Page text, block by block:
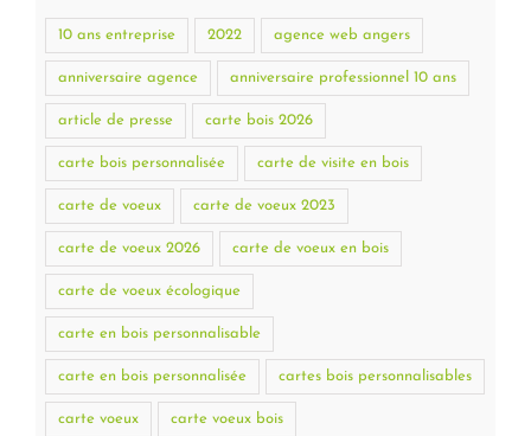
10 ans entreprise 2022 agence web angers
anniversaire agence anniversaire professionnel 10 ans
article de presse carte bois 2026
carte bois personnalisée carte de visite en bois
carte de voeux carte de voeux 2023
carte de voeux 2026 carte de voeux en bois
carte de voeux écologique
carte en bois personnalisable
carte en bois personnalisée cartes bois personnalisables
carte voeux carte voeux bois